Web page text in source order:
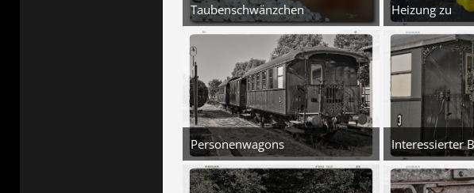
Taubenschwänzchen
5. August 2026 um 22:03
3
Personenwagons
5. August 2026 um 18:33
4
Heizung zu
5.
5.